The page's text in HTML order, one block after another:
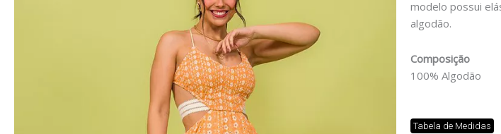
modelo possui
algodão.
Composição
100% Algodão
Tabela de Medidas